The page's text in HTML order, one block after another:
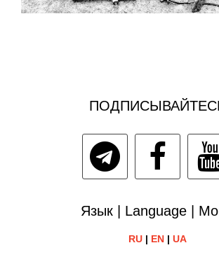
Язык | Language |
RU| EN| UA